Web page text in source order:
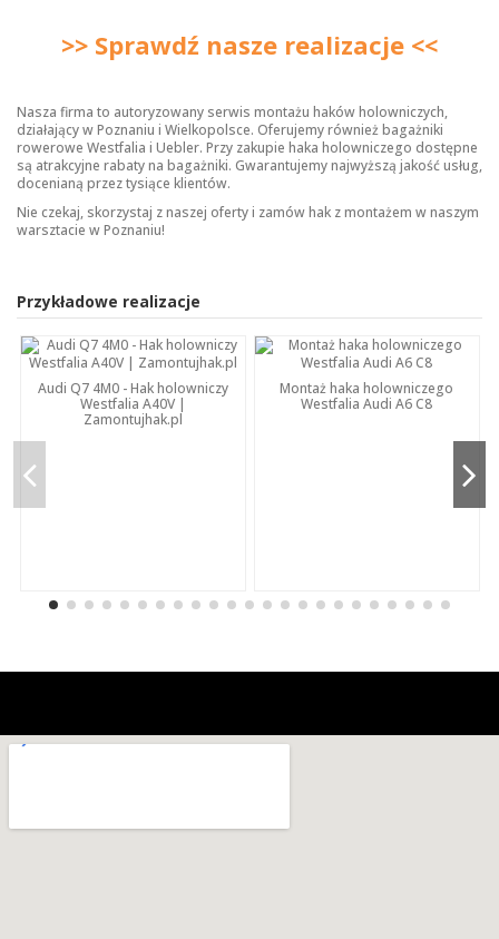
>> Sprawdź nasze realizacje <<
Nasza firma to autoryzowany serwis montażu haków holowniczych,
działający w Poznaniu i Wielkopolsce. Oferujemy również bagażniki
rowerowe Westfalia i Uebler. Przy zakupie haka holowniczego dostępne
są atrakcyjne rabaty na bagażniki. Gwarantujemy najwyższą jakość usług,
docenianą przez tysiące klientów.
Nie czekaj, skorzystaj z naszej oferty i zamów hak z montażem w naszym
warsztacie w Poznaniu!
Przykładowe realizacje
Audi Q7 4M0 - Hak holowniczy
Westfalia A40V |
Zamontujhak.pl
Montaż haka holowniczego
Westfalia Audi A6 C8